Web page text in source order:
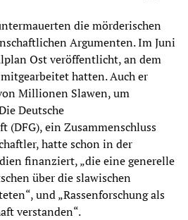
die mörderischen
Argumenten. Im Juni
Ost veröffentlicht, an dem
hatten. Auch er
Millionen Slawen, um
Deutsche
(DFG), ein Zusammenschluss
hatte schon in der
finanziert, „die eine generelle
über die slawischen
und „Rassenforschung als
verstanden“.